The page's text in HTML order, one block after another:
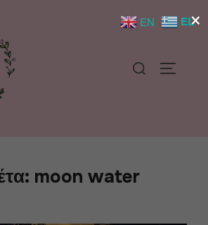
moon water
×
EN EL